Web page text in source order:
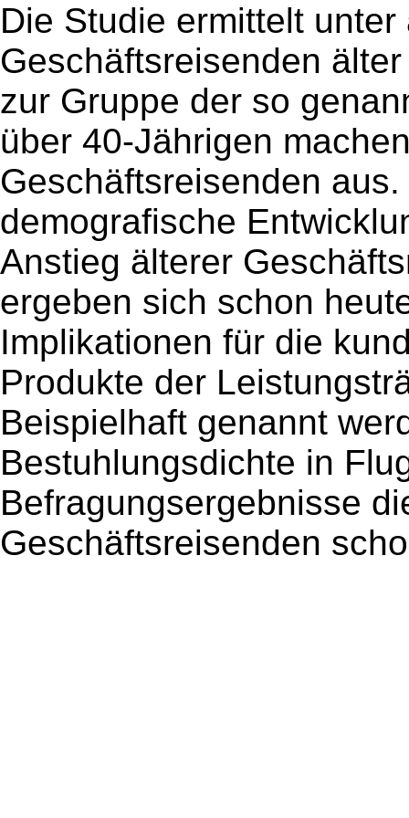
Die Studie ermittelt
Geschäftsreisenden
zur Gruppe der so
über 40-Jährigen
Geschäftsreisenden
demografische
Anstieg älterer
ergeben sich schon
Implikationen für die
Produkte der
Beispielhaft genannt
Bestuhlungsdichte in
Befragungsergebnisse
Geschäftsreisenden